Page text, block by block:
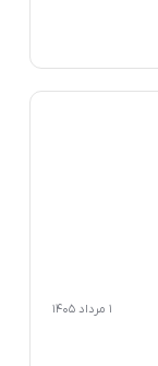
1 مرداد 1405